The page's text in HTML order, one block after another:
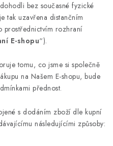
bez současné fyzické
tak uzavřena distančním
prostřednictvím rozhraní
E-shopu“).
tomu, co jsme si společně
na Našem E-shopu, bude
přednost.
s dodáním zboží dle kupní
následujícími způsoby: